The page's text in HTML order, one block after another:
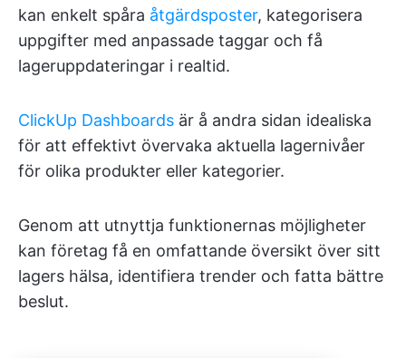
kan enkelt spåra åtgärdsposter, kategorisera
uppgifter med anpassade taggar och få
lageruppdateringar i realtid.
ClickUp Dashboards är å andra sidan idealiska
för att effektivt övervaka aktuella lagernivåer
för olika produkter eller kategorier.
Genom att utnyttja funktionernas möjligheter
kan företag få en omfattande översikt över sitt
lagers hälsa, identifiera trender och fatta bättre
beslut.